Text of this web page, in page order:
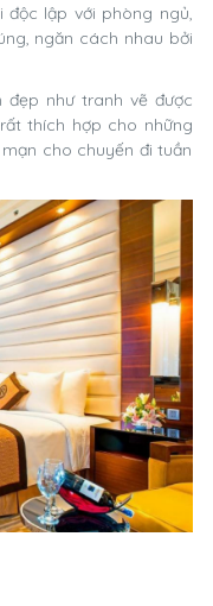
độc lập với phòng ngủ,
ngăn cách nhau bởi
đẹp như tranh vẽ được
thích hợp cho những
cho chuyến đi tuần